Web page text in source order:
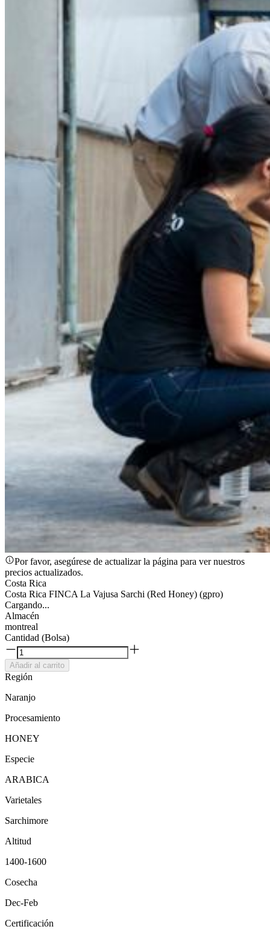
Por favor, asegúrese de actualizar la página para ver nuestros
precios actualizados.
Costa Rica
Costa Rica FINCA La Vajusa Sarchi (Red Honey) (gpro)
Cargando...
Almacén
montreal
Cantidad (Bolsa)
Añadir al carrito
Región
Naranjo
Procesamiento
HONEY
Especie
ARABICA
Varietales
Sarchimore
Altitud
1400-1600
Cosecha
Dec-Feb
Certificación